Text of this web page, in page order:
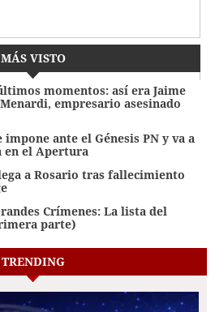
MÁS VISTO
momentos: así era Jaime
empresario asesinado
impone ante el Génesis PN y va a
en el Apertura
a Rosario tras fallecimiento
Crímenes: La lista del
parte)
TRENDING